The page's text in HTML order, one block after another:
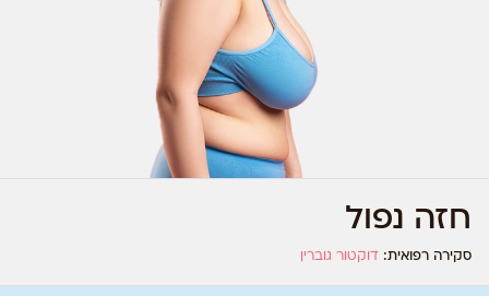
חזה נפול
סקירה רפואית: דוקטור גוברין